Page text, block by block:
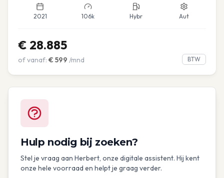
2021 106k Hybr Aut
€ 28.885
of vanaf: € 599 /mnd BTW
Hulp nodig bij zoeken?
Stel je vraag aan Herbert, onze digitale assistent. Hij kent
onze hele voorraad en helpt je graag verder.